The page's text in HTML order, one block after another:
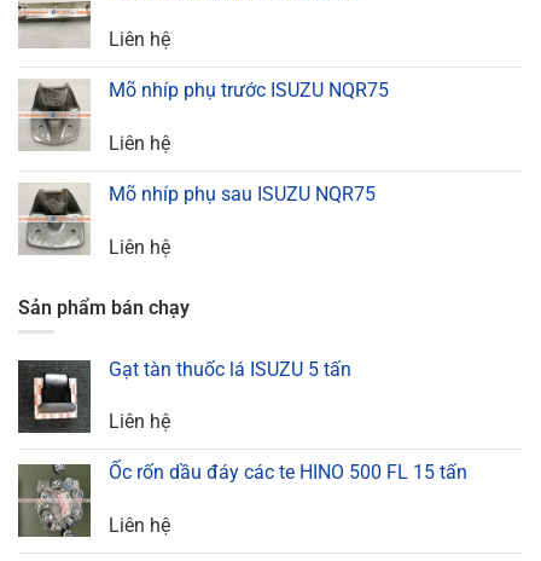
Liên hệ
Mõ nhíp phụ trước ISUZU NQR75
Liên hệ
Mõ nhíp phụ sau ISUZU NQR75
Liên hệ
Sản phẩm bán chạy
Gạt tàn thuốc lá ISUZU 5 tấn
Liên hệ
Ốc rốn dầu đáy các te HINO 500 FL 15 tấn
Liên hệ